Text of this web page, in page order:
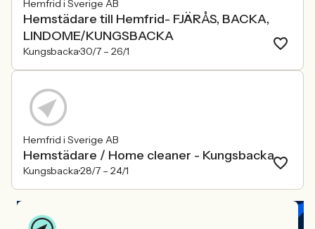
Hemfrid i Sverige AB
Hemstädare till Hemfrid- FJÄRÅS, BACKA,
LINDOME/KUNGSBACKA
Kungsbacka30/7 – 26/1
Hemfrid i Sverige AB
Hemstädare / Home cleaner - Kungsbacka
Kungsbacka28/7 – 24/1